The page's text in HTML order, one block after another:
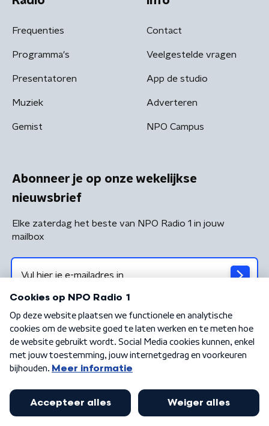
Frequenties
Programma's
Presentatoren
Muziek
Gemist
Contact
Veelgestelde vragen
App de studio
Adverteren
NPO Campus
Abonneer je op onze wekelijkse
nieuwsbrief
Elke zaterdag het beste van NPO Radio 1 in jouw
mailbox
Algemene voorwaarden